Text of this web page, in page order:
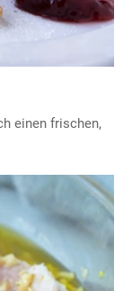
einen frischen,